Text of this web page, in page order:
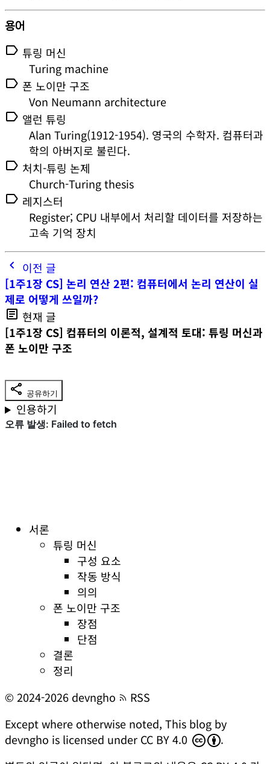
용어
label 튜링 머신
Turing machine
label 폰 노이만 구조
Von Neumann architecture
label 앨런 튜링
Alan Turing(1912-1954). 영국의 수학자. 컴퓨터과
학의 아버지로 불린다.
label 처치-튜링 논제
Church-Turing thesis
label 레지스터
Register; CPU 내부에서 처리할 데이터를 저장하는
고속 기억 장치
chevron_left 이전 글
[1주1장 CS] 논리 연산 2편: 컴퓨터에서 논리 연산이 실
제로 어떻게 쓰일까?
article 현재 글
[1주1장 CS] 컴퓨터의 이론적, 설계적 토대: 튜링 머신과
폰 노이만 구조
share 공유하기
인용하기
서론
튜링 머신
구성 요소
작동 방식
의의
폰 노이만 구조
장점
단점
결론
정리
© 2024-2026 devngho
RSS
Except where otherwise noted, This blog by
devngho is licensed under CC BY 4.0
.